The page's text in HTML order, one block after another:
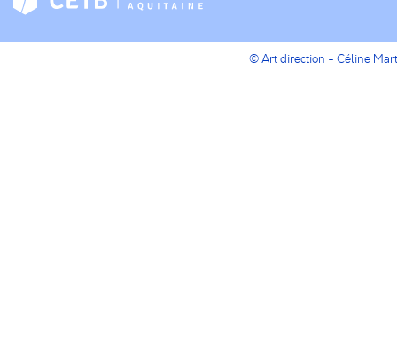
© Art direction - Céline